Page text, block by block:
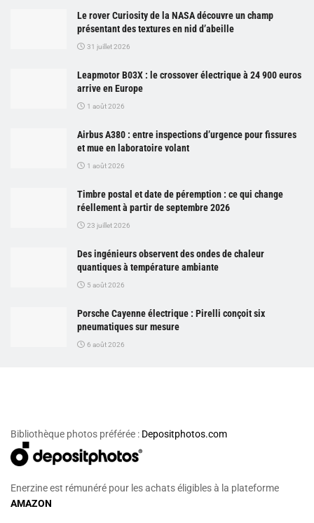
Le rover Curiosity de la NASA découvre un champ
présentant des textures en nid d’abeille
31 juillet 2026
Leapmotor B03X : le crossover électrique à 24 900 euros
arrive en Europe
1 août 2026
Airbus A380 : entre inspections d’urgence pour fissures
et mue en laboratoire volant
1 août 2026
Timbre postal et date de péremption : ce qui change
réellement à partir de septembre 2026
23 juillet 2026
Des ingénieurs observent des ondes de chaleur
quantiques à température ambiante
5 août 2026
Porsche Cayenne électrique : Pirelli conçoit six
pneumatiques sur mesure
6 août 2026
Bibliothèque photos préférée : Depositphotos.com
Enerzine est rémunéré pour les achats éligibles à la plateforme
AMAZON